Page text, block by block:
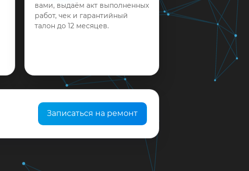
вами, выдаём акт выполненных
работ, чек и гарантийный
талон до 12 месяцев.
Записаться на ремонт